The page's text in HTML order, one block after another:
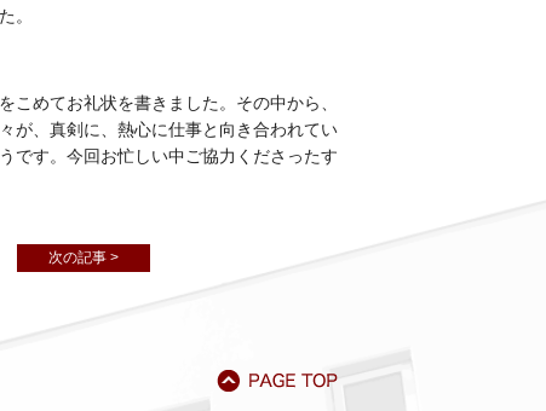
。
めてお礼状を書きました。その中から、
が、真剣に、熱心に仕事と向き合われてい
です。今回お忙しい中ご協力くださったす
次の記事 >